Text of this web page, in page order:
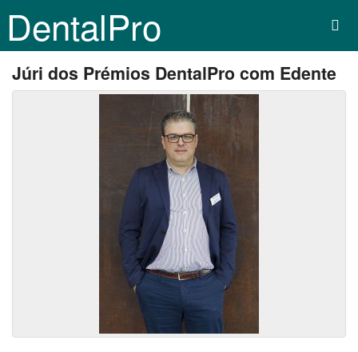
DentalPro
Júri dos Prémios DentalPro com Edente